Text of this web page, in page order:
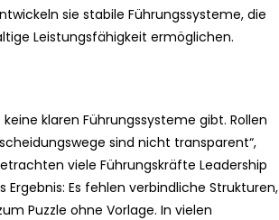
sie stabile Führungssysteme, die
Leistungsfähigkeit ermöglichen.
klaren Führungssysteme gibt. Rollen
sind nicht transparent“,
viele Führungskräfte Leadership
Ergebnis: Es fehlen verbindliche Strukturen,
Puzzle ohne Vorlage. In vielen